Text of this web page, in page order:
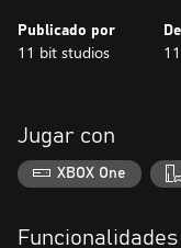
colorido. Elige las
dorados del uniforme y
para tus alters y dales
Emprende una
preguntas personales
compositor Piotr
sobrecogerá.
Publicado por
11 bit studios
Jugar con
XBOX One
Funcionalidades